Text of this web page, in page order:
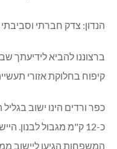
הנדון: צדק חברתי
ברצוננו להביא לידיעתך
קיפוח בחלוקת אזורי
כפר ורדים הינו ישוב
המשפחות הגיעו ליישוב